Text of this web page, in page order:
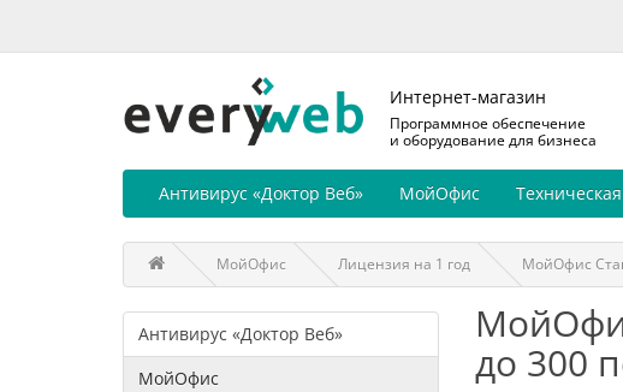
Интернет-магазин
Программное обеспечение
и оборудование для бизнеса
Антивирус «Доктор Веб» МойОфис
МойОфис Лицензия на 1 год МойОфис
Антивирус «Доктор Веб»
МойОфис
до 300